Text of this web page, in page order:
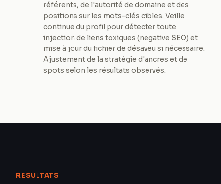
référents, de l'autorité de domaine et des
positions sur les mots-clés cibles. Veille
continue du profil pour détecter toute
injection de liens toxiques (negative SEO) et
mise à jour du fichier de désaveu si nécessaire.
Ajustement de la stratégie d'ancres et de
spots selon les résultats observés.
RESULTATS